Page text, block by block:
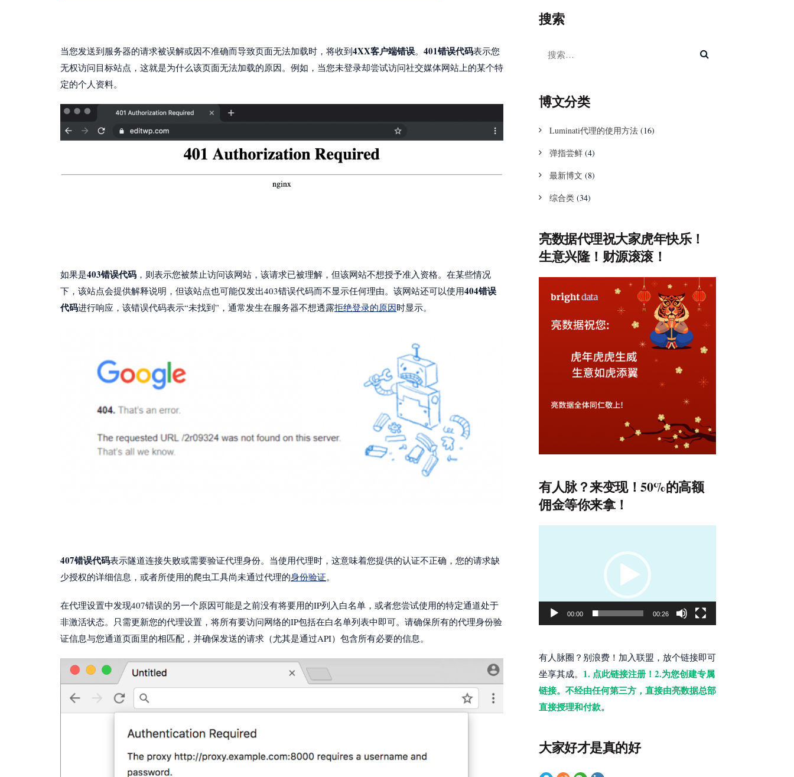
当您发送到服务器的请求被误解或因不准确而导致页面无法加载时，将收到4XX客户端错误。 401错误代码表示您
无权访问目标站点，这就是为什么该页面无法加载的原因。例如，当您未登录却尝试访问社交媒体网站上的某个特
定的个人资料。
如果是403错误代码 ，则表示您被禁止访问该网站，该请求已被理解，但该网站不想授予准入资格。在某些情况
下，该站点会提供解释说明，但该站点也可能仅发出403错误代码而不显示任何理由。该网站还可以使用404错误
代码进行响应，该错误代码表示“未找到”，通常发生在服务器不想透露拒绝登录的原因时显示。
407错误代码表示隧道连接失败或需要验证代理身份。当使用代理时，这意味着您提供的认证不正确，您的请求缺
少授权的详细信息，或者所使用的爬虫工具尚未通过代理的身份验证。
在代理设置中发现407错误的另一个原因可能是之前没有将要用的IP列入白名单，或者您尝试使用的特定通道处于
非激活状态。只需更新您的代理设置，将所有要访问网络的IP包括在白名单列表中即可。请确保所有的代理身份验
证信息与您通道页面里的相匹配，并确保发送的请求（尤其是通过API）包含所有必要的信息。
搜索
博文分类
Luminati代理的使用方法 (16)
弹指尝鲜 (4)
最新博文 (8)
综合类 (34)
亮数据代理祝大家虎年快乐！
生意兴隆！财源滚滚！
有人脉？来变现！50%的高额
佣金等你来拿！
器
00:00 00:26
有人脉圈？别浪费！加入联盟，放个链接即可
坐享其成。 1. 点此链接注册！2.为您创建专属
链接。不经由任何第三方，直接由亮数据总部
直接授理和付款。
大家好才是真的好